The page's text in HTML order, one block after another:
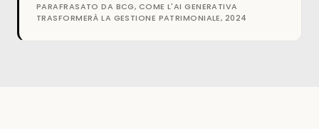
PARAFRASATO DA BCG, COME L'AI GENERATIVA
TRASFORMERÀ LA GESTIONE PATRIMONIALE, 2024